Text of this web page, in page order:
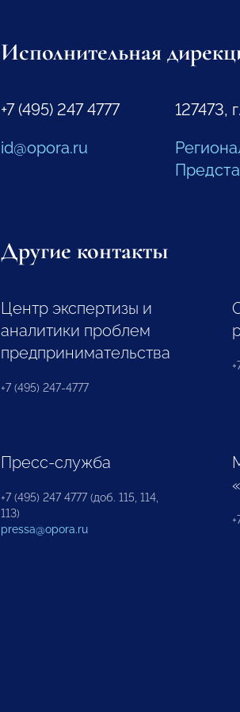
Исполнительная
+7 (495) 247 4777
id@opora.ru
127473,
Другие контакты
Центр экспертизы и
аналитики проблем
предпринимательства
+7 (495) 247-4777
Пресс-служба
+7 (495) 247 4777 (доб. 115, 114,
113)
pressa@opora.ru